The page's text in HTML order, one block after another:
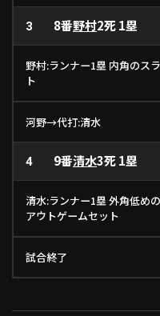
3 8番野村2死 1塁
野村:ランナー1塁 内角のス
ト
河野→代打:清水
4 9番清水3死 1塁
清水:ランナー1塁 外角低め
アウトゲームセット
試合終了